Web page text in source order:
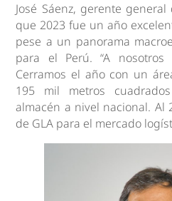
José Sáenz, gerente
que 2023 fue un año
pese a un panorama
para el Perú. “A
Cerramos el año con un
195 mil metros
almacén a nivel nacional. Al
de GLA para el mercado